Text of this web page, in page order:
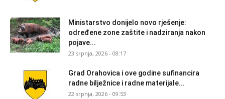
Ministarstvo donijelo novo rješenje:
određene zone zaštite i nadziranja nakon
pojave...
23 srpnja, 2026 - 08:17
Grad Orahovica i ove godine sufinancira
radne bilježnice i radne materijale...
22 srpnja, 2026 - 09:53